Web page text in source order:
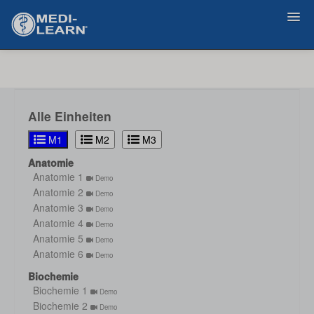
Alle Einheiten
M1 M2
M3
Anatomie
Anatomie 1
Demo
Anatomie 2 Demo
Anatomie 3 Demo
Anatomie 4 Demo
Anatomie 5 Demo
Anatomie 6 Demo
Biochemie
Biochemie 1
Demo
Biochemie 2 Demo